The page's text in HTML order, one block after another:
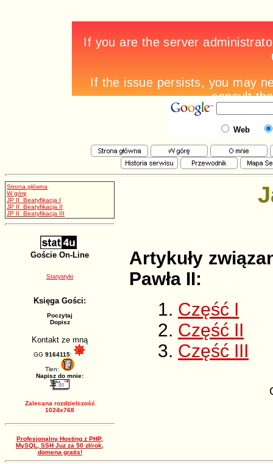
Web
Strona główna
W górę
JP II Beatyfikacja I
JP II Beatyfikacja II
JP II Beatyfikacja III
Goście On-Line
Statystyki
Księga Gości:
Poczytaj
Dopisz
Kontakt ze mną
GG 9164115:
Tlen:
Napisz do mnie:
Zalecana rozdzielczość
1024x768
Profesjonalny Hosting z PHP,
MySQL, SSH Juz za 50 zł/rok,
domena gratis!
Artykuły
Pawła II:
Część I
Część II
Część III